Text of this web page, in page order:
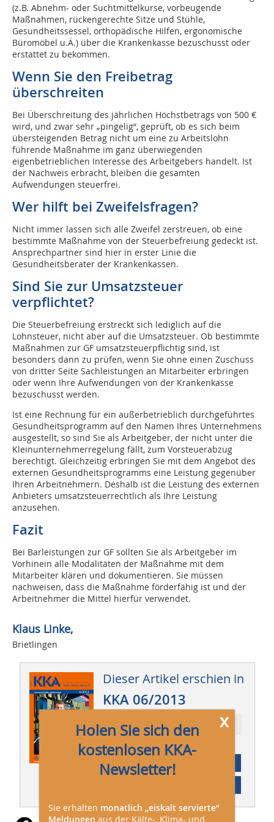
(z.B. Abnehm- oder Suchtmittelkurse, vorbeugende
Maßnahmen, rückengerechte Sitze und Stühle,
Gesundheitssessel, orthopädische Hilfen, ergonomische
Büromöbel u.Ä.) über die Krankenkasse bezuschusst oder
erstattet zu bekommen.
Wenn Sie den Freibetrag
überschreiten
Bei Überschreitung des jährlichen Höchstbetrags von 500 €
wird, und zwar sehr „pingelig“, geprüft, ob es sich beim
übersteigenden Betrag nicht um eine zu Arbeitslohn
führende Maßnahme im ganz überwiegenden
eigenbetrieblichen Interesse des Arbeitgebers handelt. Ist
der Nachweis erbracht, bleiben die gesamten
Aufwendungen steuerfrei.
Wer hilft bei Zweifelsfragen?
Nicht immer lassen sich alle Zweifel zerstreuen, ob eine
bestimmte Maßnahme von der Steuerbefreiung gedeckt ist.
Ansprechpartner sind hier in erster Linie die
Gesundheitsberater der Krankenkassen.
Sind Sie zur Umsatzsteuer
verpflichtet?
Die Steuerbefreiung erstreckt sich lediglich auf die
Lohnsteuer, nicht aber auf die Umsatzsteuer. Ob bestimmte
Maßnahmen zur GF umsatzsteuerpflichtig sind, ist
besonders dann zu prüfen, wenn Sie ohne einen Zuschuss
von dritter Seite Sachleistungen an Mitarbeiter erbringen
oder wenn Ihre Aufwendungen von der Krankenkasse
bezuschusst werden.
Ist eine Rechnung für ein außerbetrieblich durchgeführtes
Gesundheitsprogramm auf den Namen Ihres Unternehmens
ausgestellt, so sind Sie als Arbeitgeber, der nicht unter die
Kleinunternehmerregelung fällt, zum Vorsteuerabzug
berechtigt. Gleichzeitig erbringen Sie mit dem Angebot des
externen Gesundheitsprogramms eine Leistung gegenüber
Ihren Arbeitnehmern. Deshalb ist die Leistung des externen
Anbieters umsatzsteuerrechtlich als Ihre Leistung
anzusehen.
Fazit
Bei Barleistungen zur GF sollten Sie als Arbeitgeber im
Vorhinein alle Modalitäten der Maßnahme mit dem
Mitarbeiter klären und dokumentieren. Sie müssen
nachweisen, dass die Maßnahme förderfähig ist und der
Arbeitnehmer die Mittel hierfür verwendet.
Klaus Linke,
Brietlingen
Dieser Artikel erschien in
KKA 06/2013
Ressort: Betrieb
Abonnement
x
Holen Sie sich den
kostenlosen KKA-
Newsletter!
Sie erhalten monatlich „eiskalt servierte“
Meldungen aus der Kälte-, Klima- und